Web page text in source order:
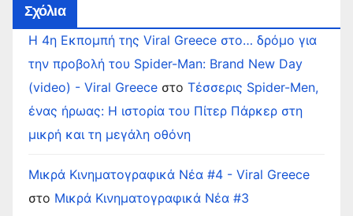
Σχόλια
Η 4η Εκπομπή της Viral Greece στο… δρόμο για
την προβολή του Spider-Man: Brand New Day
(video) - Viral Greece στο Τέσσερις Spider-Men,
ένας ήρωας: Η ιστορία του Πίτερ Πάρκερ στη
μικρή και τη μεγάλη οθόνη
Μικρά Κινηματογραφικά Νέα #4 - Viral Greece
στο Μικρά Κινηματογραφικά Νέα #3